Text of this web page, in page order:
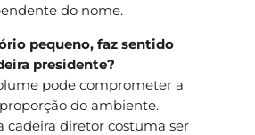
do nome.
pequeno, faz sentido
presidente?
pode comprometer a
do ambiente.
cadeira diretor costuma ser